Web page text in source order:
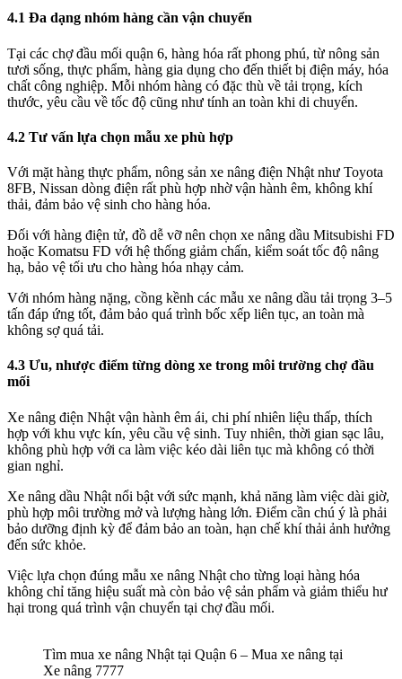
4.1 Đa dạng nhóm hàng cần vận chuyển
Tại các chợ đầu mối quận 6, hàng hóa rất phong phú, từ nông sản
tươi sống, thực phẩm, hàng gia dụng cho đến thiết bị điện máy, hóa
chất công nghiệp. Mỗi nhóm hàng có đặc thù về tải trọng, kích
thước, yêu cầu về tốc độ cũng như tính an toàn khi di chuyển.
4.2 Tư vấn lựa chọn mẫu xe phù hợp
Với mặt hàng thực phẩm, nông sản xe nâng điện Nhật như Toyota
8FB, Nissan dòng điện rất phù hợp nhờ vận hành êm, không khí
thải, đảm bảo vệ sinh cho hàng hóa.
Đối với hàng điện tử, đồ dễ vỡ nên chọn xe nâng dầu Mitsubishi FD
hoặc Komatsu FD với hệ thống giảm chấn, kiểm soát tốc độ nâng
hạ, bảo vệ tối ưu cho hàng hóa nhạy cảm.
Với nhóm hàng nặng, cồng kềnh các mẫu xe nâng dầu tải trọng 3–5
tấn đáp ứng tốt, đảm bảo quá trình bốc xếp liên tục, an toàn mà
không sợ quá tải.
4.3 Ưu, nhược điểm từng dòng xe trong môi trường chợ đầu
mối
Xe nâng điện Nhật vận hành êm ái, chi phí nhiên liệu thấp, thích
hợp với khu vực kín, yêu cầu vệ sinh. Tuy nhiên, thời gian sạc lâu,
không phù hợp với ca làm việc kéo dài liên tục mà không có thời
gian nghỉ.
Xe nâng dầu Nhật nổi bật với sức mạnh, khả năng làm việc dài giờ,
phù hợp môi trường mở và lượng hàng lớn. Điểm cần chú ý là phải
bảo dưỡng định kỳ để đảm bảo an toàn, hạn chế khí thải ảnh hưởng
đến sức khỏe.
Việc lựa chọn đúng mẫu xe nâng Nhật cho từng loại hàng hóa
không chỉ tăng hiệu suất mà còn bảo vệ sản phẩm và giảm thiểu hư
hại trong quá trình vận chuyển tại chợ đầu mối.
Tìm mua xe nâng Nhật tại Quận 6 – Mua xe nâng tại
Xe nâng 7777